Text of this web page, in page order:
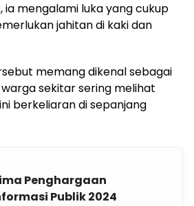
ia mengalami luka yang cukup
jahitan di kaki dan
memang dikenal sebagai
sekitar sering melihat
berkeliaran di sepanjang
Penghargaan
Publik 2024